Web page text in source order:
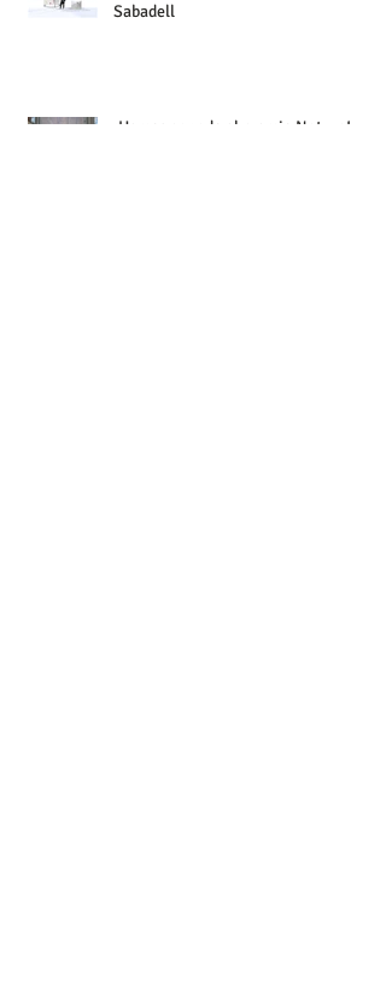
Sabadell
¡Hemos ganado el premio Natura!